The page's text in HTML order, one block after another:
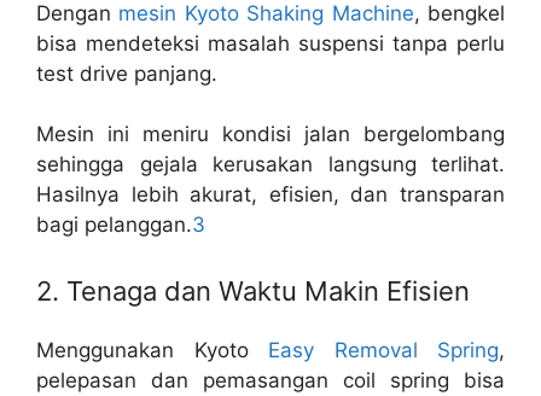
Dengan mesin Kyoto Shaking Machine, bengkel
bisa mendeteksi masalah suspensi tanpa perlu
test drive panjang.
Mesin ini meniru kondisi jalan bergelombang
sehingga gejala kerusakan langsung terlihat.
Hasilnya lebih akurat, efisien, dan transparan
bagi pelanggan.3
2. Tenaga dan Waktu Makin Efisien
Menggunakan Kyoto Easy Removal Spring,
pelepasan dan pemasangan coil spring bisa